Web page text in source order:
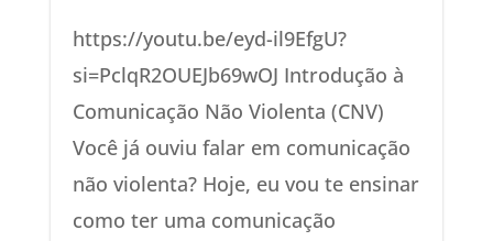
https://youtu.be/eyd-il9EfgU?
si=PclqR2OUEJb69wOJ Introdução à
Comunicação Não Violenta (CNV)
Você já ouviu falar em comunicação
não violenta? Hoje, eu vou te ensinar
como ter uma comunicação